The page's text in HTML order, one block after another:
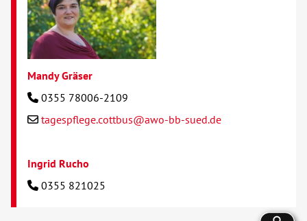
Mandy Gräser
0355 78006-2109
tagespflege.cottbus@awo-bb-sued.de
Ingrid Rucho
0355 821025